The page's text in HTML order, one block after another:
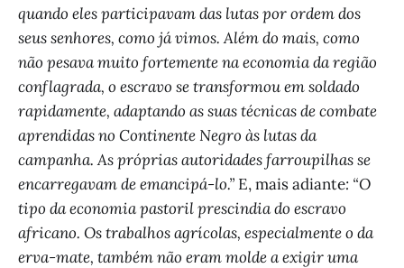
quando eles participavam das lutas por ordem dos
seus senhores, como já vimos. Além do mais, como
não pesava muito fortemente na economia da região
conflagrada, o escravo se transformou em soldado
rapidamente, adaptando as suas técnicas de combate
aprendidas no Continente Negro às lutas da
campanha. As próprias autoridades farroupilhas se
encarregavam de emancipá-lo.” E, mais adiante: “O
tipo da economia pastoril prescindia do escravo
africano. Os trabalhos agrícolas, especialmente o da
erva-mate, também não eram molde a exigir uma